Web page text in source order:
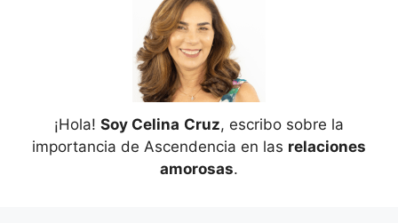
¡Hola! Soy Celina Cruz, escribo sobre la
importancia de Ascendencia en las relaciones
amorosas.